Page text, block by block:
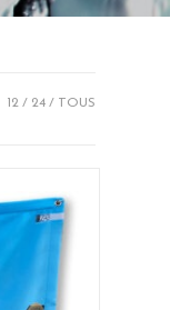
12 24 TOUS